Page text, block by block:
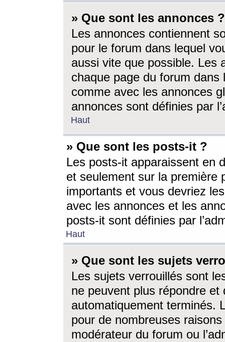
» Que sont les annonces ?
Les annonces contiennent
pour le forum dans lequel
aussi vite que possible. Les
chaque page du forum dans
comme avec les annonces
annonces sont définies par
Haut
» Que sont les posts-it ?
Les posts-it apparaissent en
et seulement sur la première
importants et vous devriez
avec les annonces et les
posts-it sont définies par
Haut
» Que sont les sujets
Les sujets verrouillés sont
ne peuvent plus répondre
automatiquement terminés.
pour de nombreuses
modérateur du forum ou